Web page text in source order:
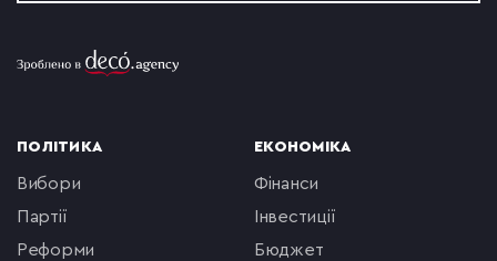
ПОЛІТИКА
вибори
партії
реформи
ЕКОНОМІКА
фінанси
інвестиції
бюджет